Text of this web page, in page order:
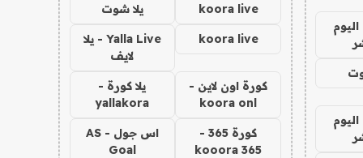
koora live يلا شوت
koora live
Yalla Live - يلا
لايف
كورة اون لاين -
koora onl
يلا كورة -
yallakora
كورة 365 -
kooora 365
اس جول - AS
Goal